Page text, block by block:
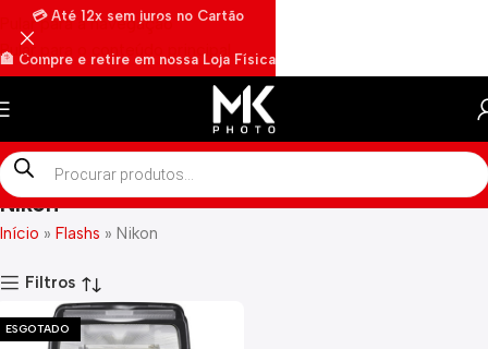
Pular para a navegação
Pular para o conteúdo principal
Nikon
Início » Flashs » Nikon
Filtros
ESGOTADO
💳 Até 12x sem juros no Cartão
🏦 Compre e retire em nossa Loja Física
🏍️ Envios rápidos por Motoboy